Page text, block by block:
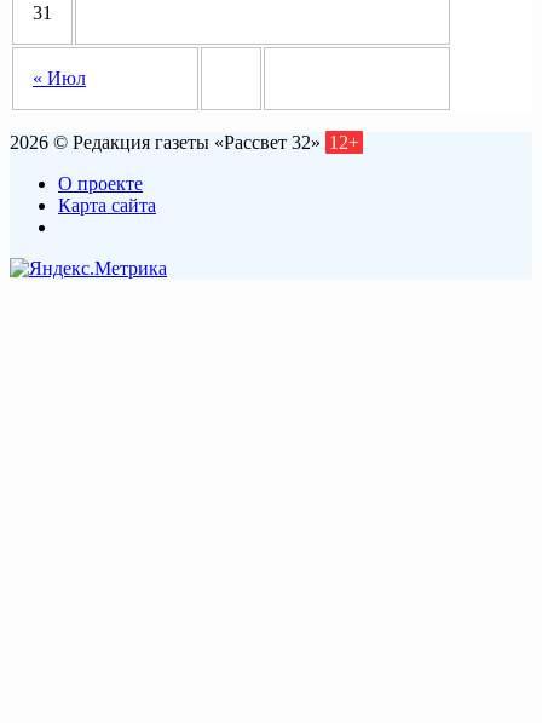
« Июл
31
2026 © Редакция газеты «Рассвет 32» 12+
О проекте
Карта сайта